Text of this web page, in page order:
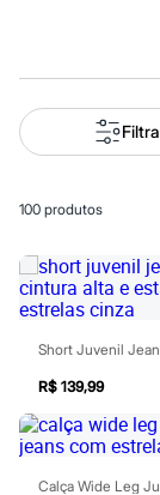
Alfaiataria
Novidades
Roupas
Blusas e
Casacos e
Macacões
Saias
Shorts e
Vestidos
Acessórios
Bonés e Chapéus
Bijoux
Cintos
Óculos
Relógios
100 produtos
R$ 139,99